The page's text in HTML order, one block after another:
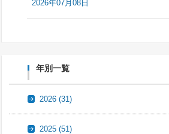
2026年07月08日
年別一覧
2026(31)
2025(51)